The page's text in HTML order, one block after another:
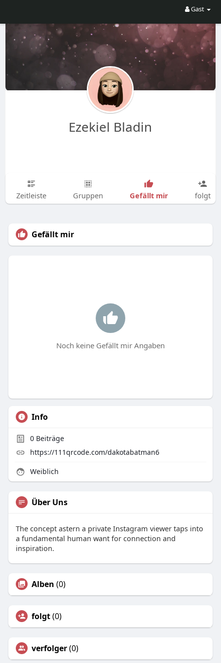
Gast
Ezekiel Bladin
Zeitleiste Gruppen Gefällt mir folgt
Gefällt mir
Noch keine Gefällt mir Angaben
Info
0Beiträge
https://111qrcode.com/dakotabatman6
Weiblich
Über Uns
The concept astern a private Instagram viewer taps into
a fundamental human want for connection and
inspiration.
Alben (0)
folgt(0)
verfolger(0)